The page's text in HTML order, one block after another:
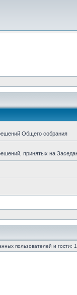
Общего собрания
принятых на
пользователей и гости: 1